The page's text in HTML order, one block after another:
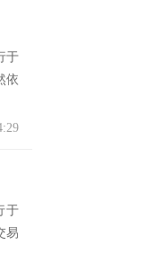
于
依
于
易